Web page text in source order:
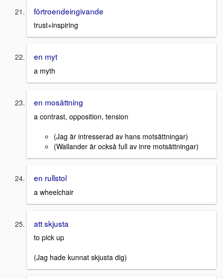
förtroendeingivande
trust+inspiring
en myt
a myth
en mosättning
a contrast, opposition, tension
(Jag är intresserad av hans motsättningar)
(Wallander är också full av inre motsättningar)
en rullstol
a wheelchair
att skjusta
to pick up
(Jag hade kunnat skjusta dig)